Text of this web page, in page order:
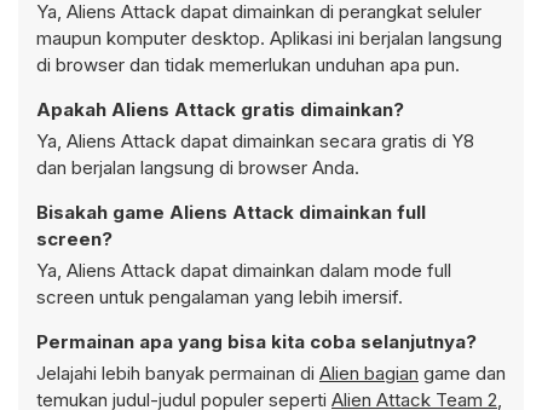
Ya, Aliens Attack dapat dimainkan di perangkat seluler
maupun komputer desktop. Aplikasi ini berjalan langsung
di browser dan tidak memerlukan unduhan apa pun.
Apakah Aliens Attack gratis dimainkan?
Ya, Aliens Attack dapat dimainkan secara gratis di Y8
dan berjalan langsung di browser Anda.
Bisakah game Aliens Attack dimainkan full
screen?
Ya, Aliens Attack dapat dimainkan dalam mode full
screen untuk pengalaman yang lebih imersif.
Permainan apa yang bisa kita coba selanjutnya?
Jelajahi lebih banyak permainan di Alien bagian game dan
temukan judul-judul populer seperti Alien Attack Team 2,